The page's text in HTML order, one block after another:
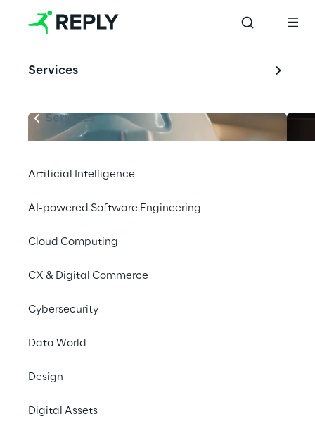
Services
Services
Artificial Intelligence
AI-powered Software Engineering
Cloud Computing
CX & Digital Commerce
Cybersecurity
Data World
Design
Digital Assets